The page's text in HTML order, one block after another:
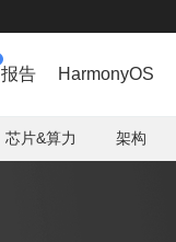
报告 HarmonyOS
芯片&算力 架构